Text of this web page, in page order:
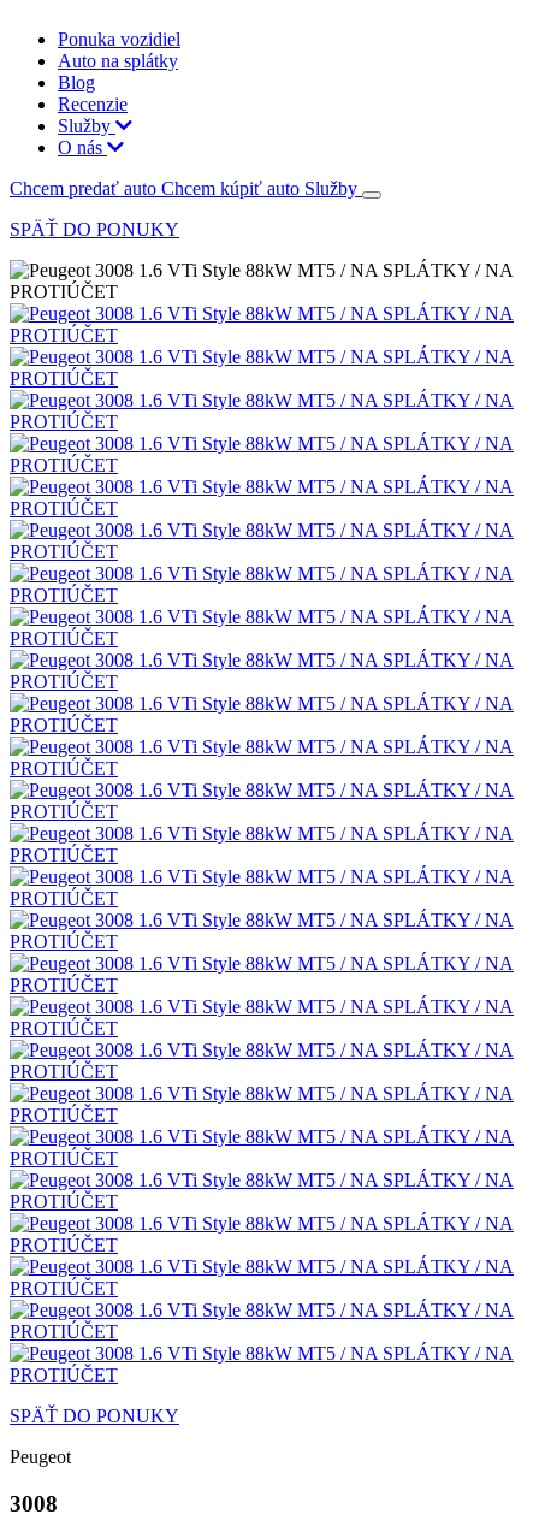
Ponuka vozidiel
Auto na splátky
Blog
Recenzie
Služby
O nás
Chcem predať auto Chcem kúpiť auto Služby
SPÄŤ DO PONUKY
SPÄŤ DO PONUKY
Peugeot
3008